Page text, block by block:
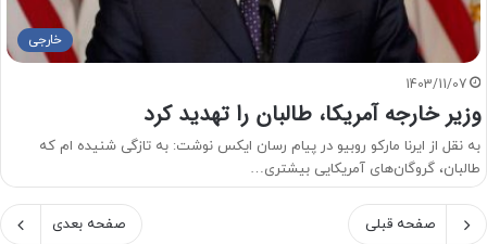
خارجی
1403/11/07
وزیر خارجه آمریکا، طالبان را تهدید کرد
به نقل از ایرنا مارکو روبیو در پیام رسان ایکس نوشت: به تازگی شنیده ام که
طالبان، گروگان‌های آمریکایی بیشتری…
صفحه قبلی صفحه بعدی